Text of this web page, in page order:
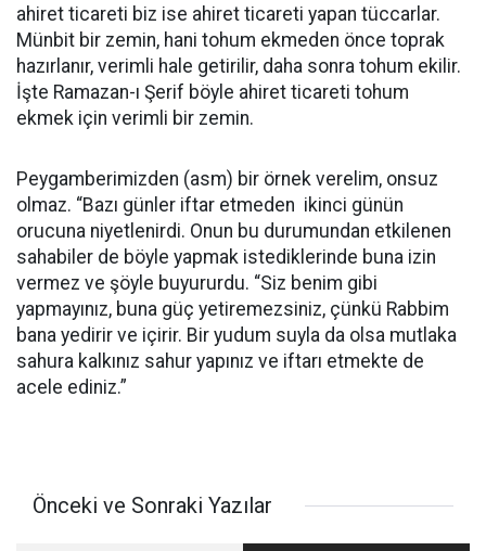
ahiret ticareti biz ise ahiret ticareti yapan tüccarlar.
Münbit bir zemin, hani tohum ekmeden önce toprak
hazırlanır, verimli hale getirilir, daha sonra tohum ekilir.
İşte Ramazan-ı Şerif böyle ahiret ticareti tohum
ekmek için verimli bir zemin.
Peygamberimizden (asm) bir örnek verelim, onsuz
olmaz. “Bazı günler iftar etmeden ikinci günün
orucuna niyetlenirdi. Onun bu durumundan etkilenen
sahabiler de böyle yapmak istediklerinde buna izin
vermez ve şöyle buyururdu. “Siz benim gibi
yapmayınız, buna güç yetiremezsiniz, çünkü Rabbim
bana yedirir ve içirir. Bir yudum suyla da olsa mutlaka
sahura kalkınız sahur yapınız ve iftarı etmekte de
acele ediniz.”
Önceki ve Sonraki Yazılar